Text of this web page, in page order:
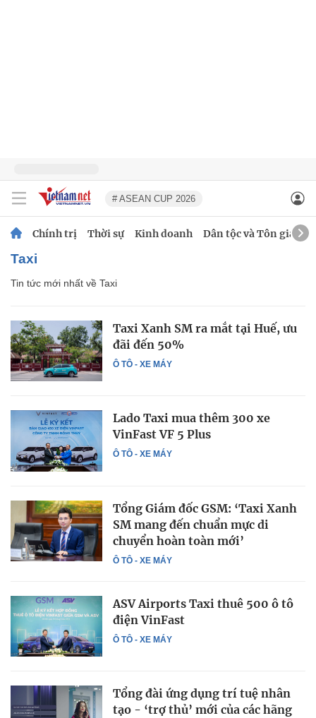
# ASEAN CUP 2026
Chính trị Thời sự Kinh doanh Dân tộc và Tôn giáo
Taxi
Tin tức mới nhất về Taxi
Ô TÔ - XE MÁY
Taxi Xanh SM ra mắt tại Huế, ưu
đãi đến 50%
Ô TÔ - XE MÁY
Lado Taxi mua thêm 300 xe
VinFast VF 5 Plus
Ô TÔ - XE MÁY
Tổng Giám đốc GSM: ‘Taxi Xanh
SM mang đến chuẩn mực di
chuyển hoàn toàn mới’
Ô TÔ - XE MÁY
ASV Airports Taxi thuê 500 ô tô
điện VinFast
Tổng đài ứng dụng trí tuệ nhân
tạo - ‘trợ thủ’ mới của các hãng